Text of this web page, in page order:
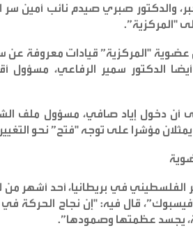
والدكتور صبري صيدم نائب أمين سر
"المركزية”.
"المركزية” قيادات معروفة عن
الدكتور سمير الرفاعي، مسؤول
إلى أن دخول إياد صافي، مسؤول ملف
مؤشرا على توجه "فتح” نحو التغيير
في بريطانيا، أحد أشهر من
قال فيه: "إن نجاح الحركة في
يجسد عظمتها وصمودها”.